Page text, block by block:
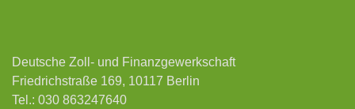
Deutsche Zoll- und Finanzgewerkschaft
Friedrichstraße 169, 10117 Berlin
Tel.: 030 863247640